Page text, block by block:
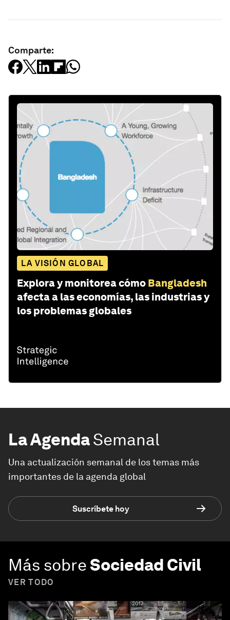
Comparte:
LA VISIÓN GLOBAL
Explora y monitorea cómo Bangladesh
afecta a las economías, las industrias y
los problemas globales
La AgendaSemanal
Una actualización semanal de los temas más
importantes de la agenda global
Suscríbete hoy
Más sobreSociedad Civil
VER TODO